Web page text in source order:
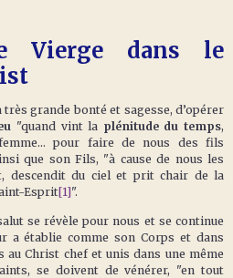
Vierge dans le
grande bonté et sagesse, d’opérer
"quand vint la plénitude du temps,
pour faire de nous des fils
que son Fils, "à cause de nous les
descendit du ciel et prit chair de la
Esprit[1]".
révèle pour nous et se continue
a établie comme son Corps et dans
au Christ chef et unis dans une même
se doivent de vénérer, "en tout